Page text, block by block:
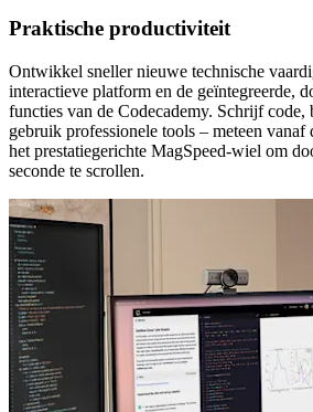
Praktische productiviteit
Ontwikkel sneller nieuwe technische
interactieve platform en de geïntegreerde,
functies van de Codecademy. Schrijf
gebruik professionele tools – meteen vanaf
het prestatiegerichte MagSpeed-wiel om
seconde te scrollen.